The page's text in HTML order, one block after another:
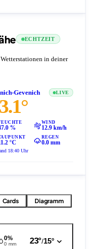
ECHTZEIT
in deiner
Gevenich LIVE
%
WIND
12.9 km/h
°C
REGEN
0.0 mm
18:40 Uhr
Cards Diagramm
0%
0 mm 23°/15°